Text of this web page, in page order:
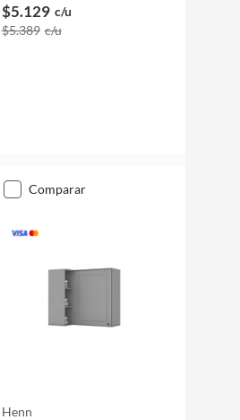
$5.129 c/u
$5.389 c/u
comparar
Henn